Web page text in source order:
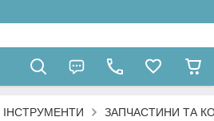
ІНСТРУМЕНТИ ЗАПЧАСТИНИ ТА